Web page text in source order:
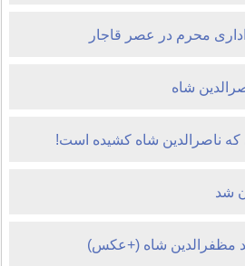
محرم در عصر قاجار
شاه
که ناصرالدین شاه کشیده است!
شد
مظفرالدین شاه (+عکس)